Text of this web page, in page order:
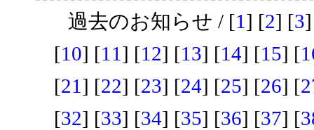
過去のお知らせ / [1 ] [2] [3
[10] [11 ] [12] [13] [14] [15] [
[21 ] [22] [23] [24] [25] [26] [
[32] [33] [34] [35] [36] [37] [